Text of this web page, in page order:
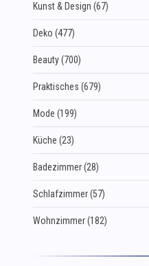
Kunst & Design (67)
Deko (477)
Beauty (700)
Praktisches (679)
Mode (199)
Küche (23)
Badezimmer (28)
Schlafzimmer (57)
Wohnzimmer (182)